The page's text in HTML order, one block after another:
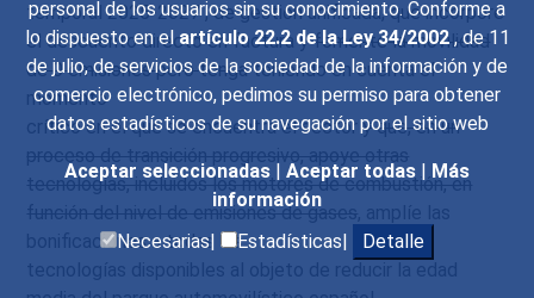
personal de los usuarios sin su conocimiento. Conforme a
lo dispuesto en elartículo 22.2 de la Ley 34/2002, de 11
de julio, de servicios de la sociedad de la información y de
comercio electrónico, pedimos su permiso para obtener
datos estadísticos de su navegación por el sitio web
Aceptar seleccionadas | Aceptar todas | Más
información
Necesarias|
Estadísticas| Detalle
temporal 2025-2027 , de gestión unificada, que incorpore
el descuento directo en factura yfomente la movilidad
de 0 emisiones pero tengateniendo en cuenta el
momento
crítico en el que se encuentra el sectory que, en un
proceso de transición progresivo, apoye otras
tecnologías, incluidos los motores de combustión, en
función del nivel de emisiones de gases, amplíe las
bonificaciones a todas las
tecnologías disponibles al objeto de reducir la edad